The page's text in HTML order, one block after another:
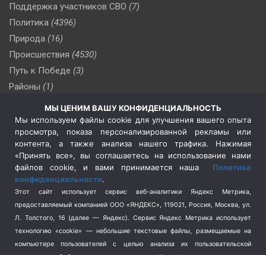
Поддержка участников СВО (7)
Политика (4396)
Природа (16)
Происшествия (4530)
Путь к Победе (3)
Районы (1)
(510)
Сельское хозяйство (3)
Социальная политика
(3)
Спецоперация в Украине
Спецоперация на Украине
(404)
Спорт (740)
Терроризм (1)
Транспорт (262)
Туризм (178)
МЫ ЦЕНИМ ВАШУ КОНФИДЕНЦИАЛЬНОСТЬ
Мы используем файлы cookie для улучшения вашего опыта
просмотра, показа персонализированной рекламы или
контента, а также анализа нашего трафика. Нажимая
«Принять все», вы соглашаетесь на использование нами
файлов cookie, и вами принимается наша Политика
конфиденциальности.
Этот сайт использует сервис веб-аналитики Яндекс Метрика,
предоставляемый компанией ООО «ЯНДЕКС», 119021, Россия, Москва, ул.
Л. Толстого, 16 (далее — Яндекс). Сервис Яндекс Метрика использует
технологию «cookie» — небольшие текстовые файлы, размещаемые на
компьютере пользователей с целью анализа их пользовательской